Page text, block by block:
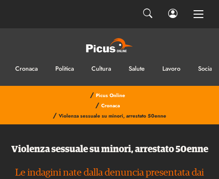
Cronaca Politica Cultura Salute Lavoro Sociale
/ Picus Online
/ Cronaca
/ Violenza sessuale su minori, arrestato 50enne
Violenza sessuale su minori, arrestato 50enne
Le indagini nate dalla denuncia presentata dai